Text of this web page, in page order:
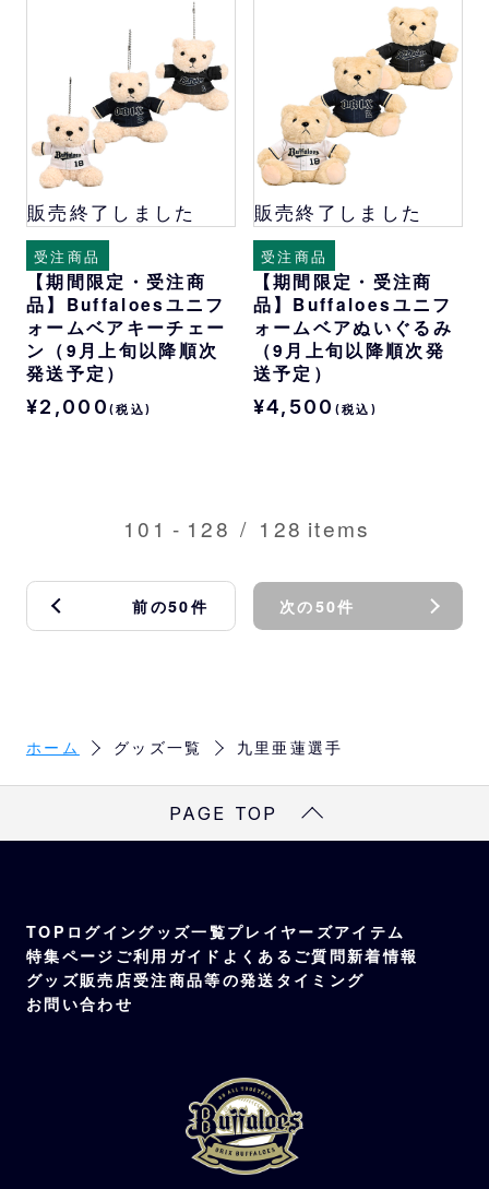
販売終了しました
受注商品
【期間限定・受注商
品】Buffaloesユニフ
ォームベアキーチェー
ン（9月上旬以降順次
発送予定）
¥2,000 (税込)
販売終了しました
受注商品
【期間限定・受注商
品】Buffaloesユニフ
ォームベアぬいぐるみ
（9月上旬以降順次発
送予定）
¥4,500 (税込)
101 - 128 / 128 items
前の50件 次の50件
ホーム グッズ一覧 九里亜蓮選手
PAGE TOP
TOP ログイングッズ一覧プレイヤーズアイテム
特集ページ ご利用ガイド よくあるご質問新着情報
グッズ販売店受注商品等の発送タイミング
お問い合わせ